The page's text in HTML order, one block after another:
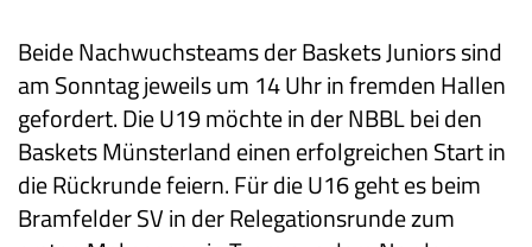
Beide Nachwuchsteams der Baskets Juniors sind
am Sonntag jeweils um 14 Uhr in fremden Hallen
gefordert. Die U19 möchte in der NBBL bei den
Baskets Münsterland einen erfolgreichen Start in
die Rückrunde feiern. Für die U16 geht es beim
Bramfelder SV in der Relegationsrunde zum